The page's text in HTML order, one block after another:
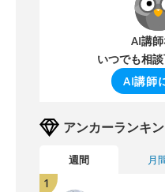
AI講
いつでも相
AI講師
アンカーランキ
週間 月
1